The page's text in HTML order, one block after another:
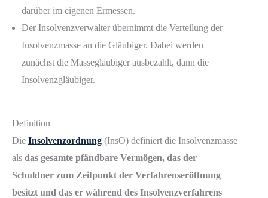
darüber im eigenen Ermessen.
Der Insolvenzverwalter übernimmt die Verteilung der
Insolvenzmasse an die Gläubiger. Dabei werden
zunächst die Massegläubiger ausbezahlt, dann die
Insolvenzgläubiger.
Definition
Die Insolvenzordnung (InsO) definiert die Insolvenzmasse
als das gesamte pfändbare Vermögen, das der
Schuldner zum Zeitpunkt der Verfahrenseröffnung
besitzt und das er während des Insolvenzverfahrens